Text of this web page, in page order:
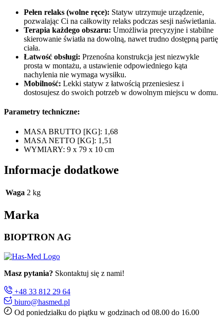
Pełen relaks (wolne ręce): Statyw utrzymuje urządzenie,
pozwalając Ci na całkowity relaks podczas sesji naświetlania.
Terapia każdego obszaru: Umożliwia precyzyjne i stabilne
skierowanie światła na dowolną, nawet trudno dostępną partię
ciała.
Łatwość obsługi: Przenośna konstrukcja jest niezwykle
prosta w montażu, a ustawienie odpowiedniego kąta
nachylenia nie wymaga wysiłku.
Mobilność: Lekki statyw z łatwością przeniesiesz i
dostosujesz do swoich potrzeb w dowolnym miejscu w domu.
Parametry techniczne:
MASA BRUTTO [KG]: 1,68
MASA NETTO [KG]: 1,51
WYMIARY: 9 x 79 x 10 cm
Informacje dodatkowe
Waga 2 kg
Marka
BIOPTRON AG
Masz pytania? Skontaktuj się z nami!
+48 33 812 29 64
biuro@hasmed.pl
Od poniedziałku do piątku w godzinach od 08.00 do 16.00